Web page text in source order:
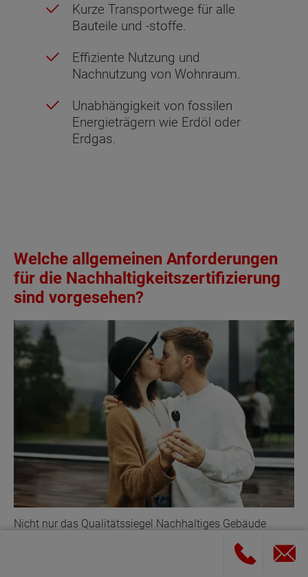
Kurze Transportwege für alle
Bauteile und -stoffe.
Effiziente Nutzung und
Nachnutzung von Wohnraum.
Unabhängigkeit von fossilen
Energieträgern wie Erdöl oder
Erdgas.
Welche allgemeinen Anforderungen
für die Nachhaltigkeitszertifizierung
sind vorgesehen?
Nicht nur das Qualitätssiegel Nachhaltiges Gebäude
(QNG) baut auf Nachhaltigkeit, sondern auch angehende